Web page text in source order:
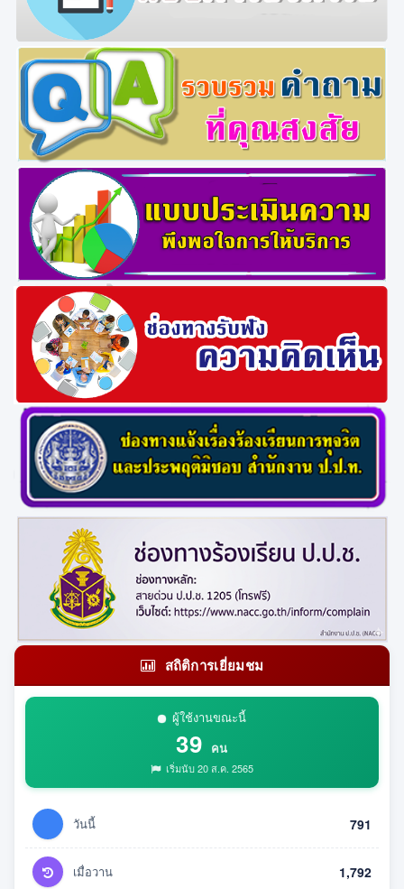
สถิติการเยี่ยมชม
ผู้ใช้งานขณะนี้
39 คน
เริ่มนับ 20 ส.ค. 2565
วันนี้ 791
เมื่อวาน 1,792